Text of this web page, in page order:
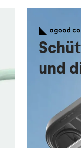
und